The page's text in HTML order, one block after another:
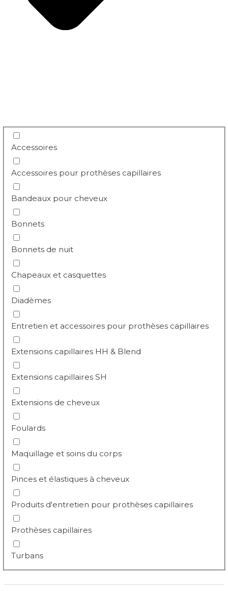
Accessoires
Accessoires pour prothèses capillaires
Bandeaux pour cheveux
Bonnets
Bonnets de nuit
Chapeaux et casquettes
Diadèmes
Entretien et accessoires pour prothèses capillaires
Extensions capillaires HH & Blend
Extensions capillaires SH
Extensions de cheveux
Foulards
Maquillage et soins du corps
Pinces et élastiques à cheveux
Produits d'entretien pour prothèses capillaires
Prothèses capillaires
Turbans